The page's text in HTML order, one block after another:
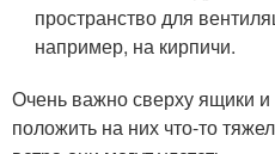
пространство для
например, на кирпичи.
Очень важно сверху ящики
положить на них что-то